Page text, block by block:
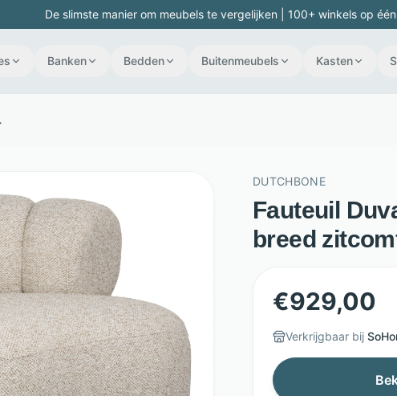
De slimste manier om meubels te vergelijken | 100+ winkels op
Banken Bedden Buitenmeubels Kasten
Dutchbone
DUTCHBONE
Fauteuil
breed
€929,00
Verkrijgbaar bij